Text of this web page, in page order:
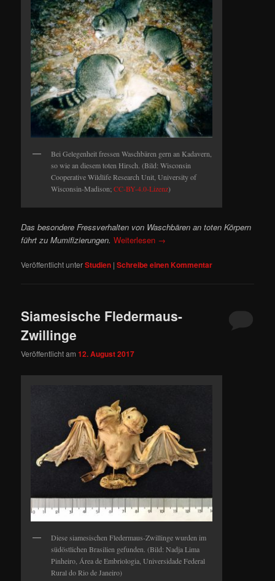
Bei Gelegenheit fressen Waschbären gern an Kadavern,
so wie an diesem toten Hirsch. (Bild: Wisconsin
Cooperative Wildlife Research Unit, University of
Wisconsin-Madison;CC-BY-4.0-Lizenz)
Das besondere Fressverhalten von Waschbären an toten Körpern
führt zu Mumifizierungen. Weiterlesen →
Veröffentlicht unterStudien |Schreibe einen Kommentar
Siamesische Fledermaus-
Zwillinge
Veröffentlicht am12. August 2017
Diese siamesischen Fledermaus-Zwillinge wurden im
südöstlichen Brasilien gefunden. (Bild: Nadja Lima
Pinheiro, Área de Embriologia, Universidade Federal
Rural do Rio de Janeiro)